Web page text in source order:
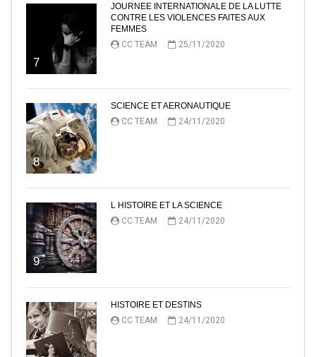
7
JOURNEE INTERNATIONALE DE LA LUTTE
CONTRE LES VIOLENCES FAITES AUX
FEMMES
CC TEAM
25/11/2020
8
SCIENCE ET AERONAUTIQUE
CC TEAM
24/11/2020
9
L HISTOIRE ET LA SCIENCE
CC TEAM
24/11/2020
HISTOIRE ET DESTINS
CC TEAM
24/11/2020